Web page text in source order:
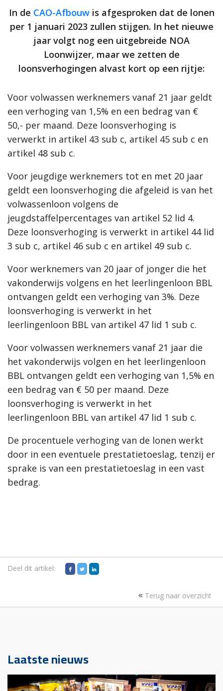
In de CAO-Afbouw is afgesproken dat de lonen
per 1 januari 2023 zullen stijgen. In het nieuwe
jaar volgt nog een uitgebreide NOA
Loonwijzer, maar we zetten de
loonsverhogingen alvast kort op een rijtje:
Voor volwassen werknemers vanaf 21 jaar geldt
een verhoging van 1,5% en een bedrag van €
50,- per maand. Deze loonsverhoging is
verwerkt in artikel 43 sub c, artikel 45 sub c en
artikel 48 sub c.
Voor jeugdige werknemers tot en met 20 jaar
geldt een loonsverhoging die afgeleid is van het
volwassenloon volgens de
jeugdstaffelpercentages van artikel 52 lid 4.
Deze loonsverhoging is verwerkt in artikel 44 lid
3 sub c, artikel 46 sub c en artikel 49 sub c.
Voor werknemers van 20 jaar of jonger die het
vakonderwijs volgens en het leerlingenloon BBL
ontvangen geldt een verhoging van 3%. Deze
loonsverhoging is verwerkt in het
leerlingenloon BBL van artikel 47 lid 1 sub c.
Voor volwassen werknemers vanaf 21 jaar die
het vakonderwijs volgen en het leerlingenloon
BBL ontvangen geldt een verhoging van 1,5% en
een bedrag van € 50 per maand. Deze
loonsverhoging is verwerkt in het
leerlingenloon BBL van artikel 47 lid 1 sub c.
De procentuele verhoging van de lonen werkt
door in een eventuele prestatietoeslag, tenzij er
sprake is van een prestatietoeslag in een vast
bedrag.
Deel dit artikel:
Terug naar overzicht
Laatste nieuws